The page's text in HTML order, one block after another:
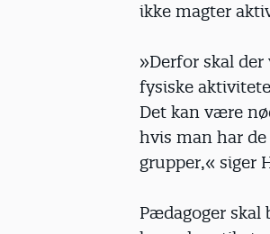
ikke magter
»Derfor skal
fysiske
Det kan være
hvis man har
grupper,« siger
Pædagoger skal